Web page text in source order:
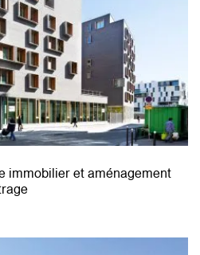
immobilier et aménagement